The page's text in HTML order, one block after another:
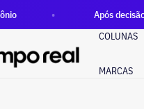
Após decisão do
COLUNAS
MARCAS